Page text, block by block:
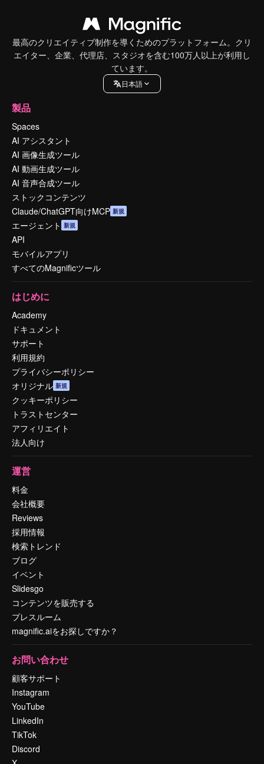
最高のクリエイティブ制作を導くためのプラットフォーム。クリ
エイター、企業、代理店、スタジオを含む100万人以上が利用し
ています。
日本語
製品
Spaces
AI アシスタント
AI 画像生成ツール
AI 動画生成ツール
AI 音声合成ツール
ストックコンテンツ
Claude/ChatGPT向けMCP 新規
エージェント 新規
API
モバイルアプリ
すべてのMagnificツール
はじめに
Academy
ドキュメント
サポート
利用規約
プライバシーポリシー
オリジナル 新規
クッキーポリシー
トラストセンター
アフィリエイト
法人向け
運営
料金
会社概要
Reviews
採用情報
検索トレンド
ブログ
イベント
Slidesgo
コンテンツを販売する
プレスルーム
magnific.aiをお探しですか？
お問い合わせ
顧客サポート
Instagram
YouTube
LinkedIn
TikTok
Discord